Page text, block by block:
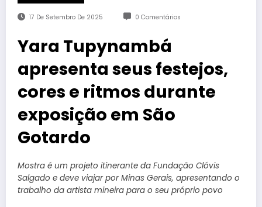
17 De Setembro De 2025 0 Comentários
Yara Tupynambá
apresenta seus festejos,
cores e ritmos durante
exposição em São
Gotardo
Mostra é um projeto itinerante da Fundação Clóvis
Salgado e deve viajar por Minas Gerais, apresentando o
trabalho da artista mineira para o seu próprio povo